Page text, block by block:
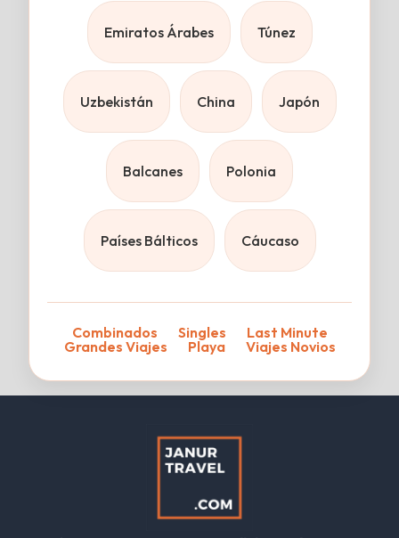
Emiratos Árabes Túnez
Uzbekistán China Japón
Balcanes Polonia
Países Bálticos Cáucaso
Combinados Singles
Last Minute
Grandes Viajes
Playa Viajes Novios